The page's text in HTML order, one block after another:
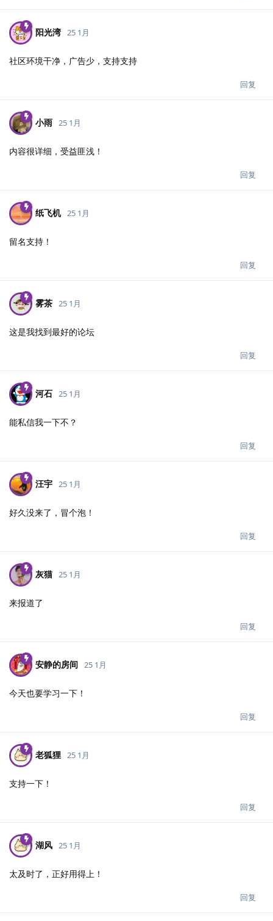
阳光湾 25 1月
社区环境干净，广告少，支持支持
回复
小雨 25 1月
内容很详细，受益匪浅！
回复
纸飞机 25 1月
留名支持！
回复
雾茶 25 1月
这是我找到最好的论坛
回复
河石 25 1月
能私信我一下不？
回复
汪宇 25 1月
好久没来了，冒个泡！
回复
灰猫 25 1月
来报道了
回复
安静的房间 25 1月
今天也要学习一下！
回复
老狐狸 25 1月
支持一下！
回复
湖风 25 1月
太及时了，正好用得上！
回复